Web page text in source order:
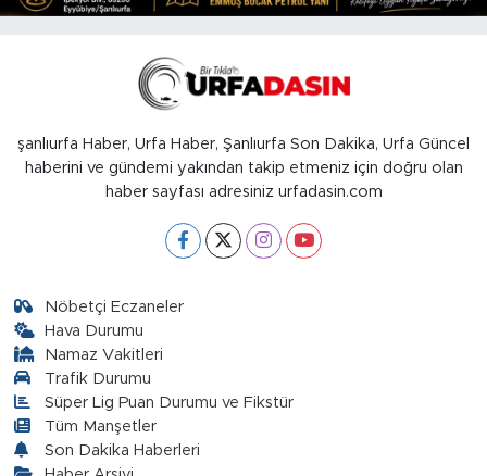
şanlıurfa Haber, Urfa Haber, Şanlıurfa Son Dakika, Urfa Güncel
haberini ve gündemi yakından takip etmeniz için doğru olan
haber sayfası adresiniz urfadasin.com
Nöbetçi Eczaneler
Hava Durumu
Namaz Vakitleri
Trafik Durumu
Süper Lig Puan Durumu ve Fikstür
Tüm Manşetler
Son Dakika Haberleri